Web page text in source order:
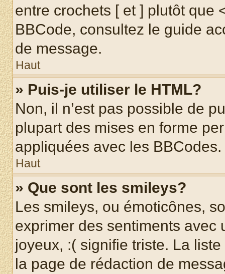
entre crochets [ et ] plutôt que
BBCode, consultez le guide
de message.
Haut
» Puis-je utiliser le HTML?
Non, il n’est pas possible de
plupart des mises en forme
appliquées avec les BBCodes.
Haut
» Que sont les smileys?
Les smileys, ou émoticônes,
exprimer des sentiments avec
joyeux, :( signifie triste. La
la page de rédaction de